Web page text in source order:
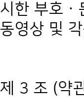
시한 부호
동영상 및
제 3 조 (약